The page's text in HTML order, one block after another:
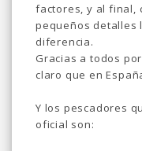
factores, y al final,
pequeños detalles
diferencia.
Gracias a todos
claro que en
Y los pescadores
oficial son: